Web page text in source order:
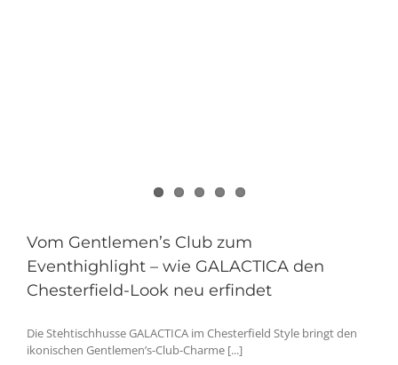
Vom Gentlemen’s Club zum
Eventhighlight – wie GALACTICA den
Chesterfield-Look neu erfindet
Die Stehtischhusse GALACTICA im Chesterfield Style bringt den
ikonischen Gentlemen’s-Club-Charme [...]